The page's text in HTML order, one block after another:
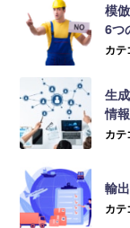
模
6つ
カテ
生
情
カテ
輸
カテ